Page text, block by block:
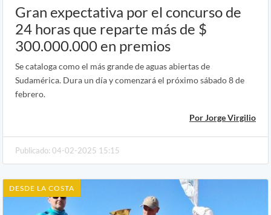
Gran expectativa por el concurso de
24 horas que reparte más de $
300.000.000 en premios
Se cataloga como el más grande de aguas abiertas de
Sudamérica. Dura un día y comenzará el próximo sábado 8 de
febrero.
Por Jorge Virgilio
Publicado: 04-02-2025 15:15
DESDE LA COSTA